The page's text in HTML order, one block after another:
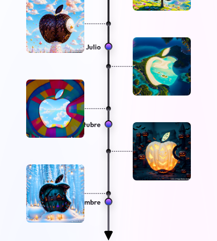
Julio
Octubre
Diciembre